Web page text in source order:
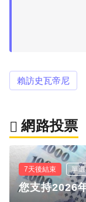
賴訪史瓦帝尼
網路投票
7天後結束 單選
您支持2026